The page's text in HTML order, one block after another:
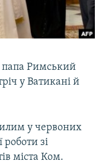
папа Римський
у Ватикані й
у червоних
зі
міста Ком.